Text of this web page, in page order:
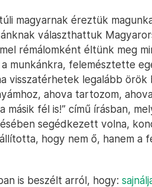
magyarnak éreztük
választhattuk
rémálomként éltünk meg
munkánkra, felemésztette
visszatérhetek legalább örök
ahova tartozom,
másik fél is!” című írásban,
segédkezett volna,
hogy nem ő, hanem a
is beszélt arról, hogy: